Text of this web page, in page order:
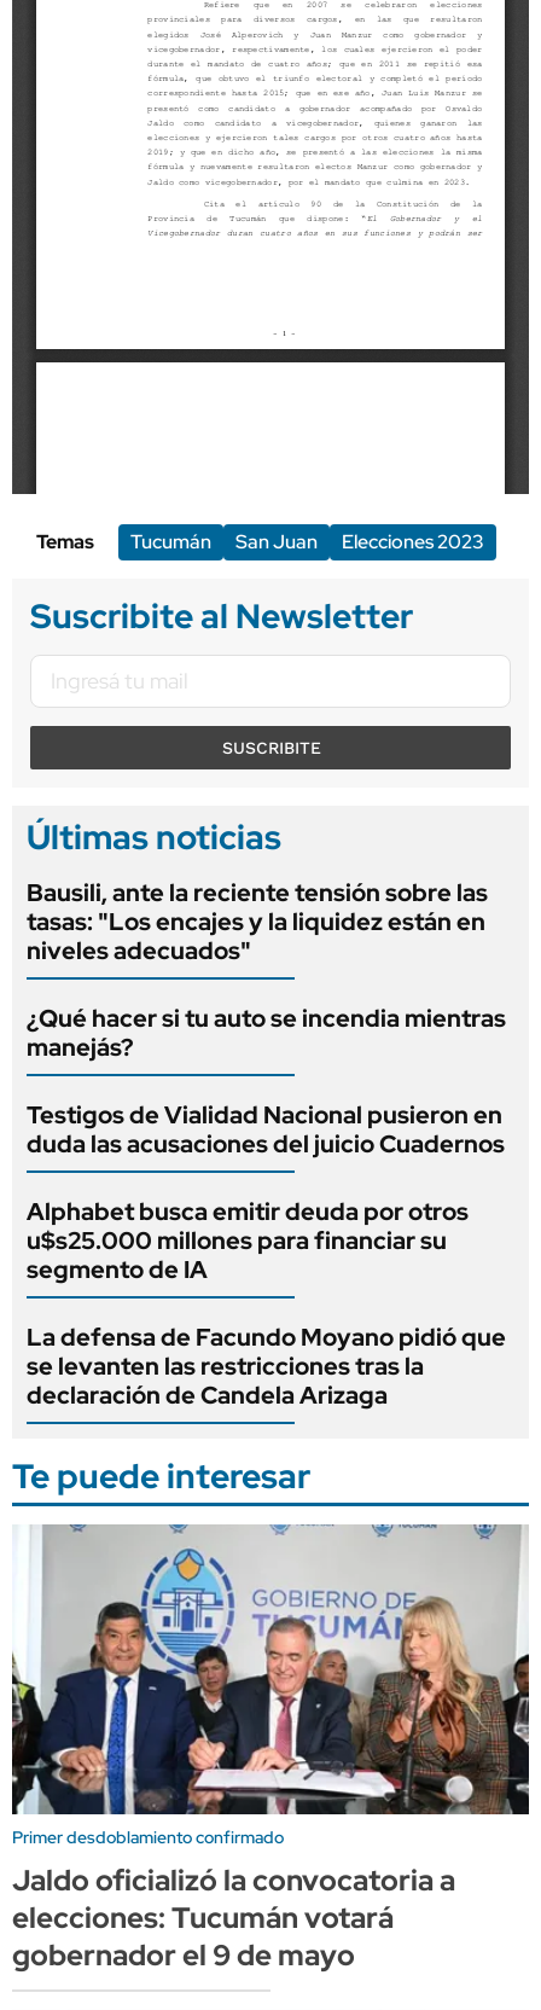
Temas Tucumán San Juan Elecciones 2023
Suscribite al Newsletter
SUSCRIBITE
Últimas noticias
Bausili, ante la reciente tensión sobre las
tasas: "Los encajes y la liquidez están en
niveles adecuados"
¿Qué hacer si tu auto se incendia mientras
manejás?
Testigos de Vialidad Nacional pusieron en
duda las acusaciones del juicio Cuadernos
Alphabet busca emitir deuda por otros
u$s25.000 millones para financiar su
segmento de IA
La defensa de Facundo Moyano pidió que
se levanten las restricciones tras la
declaración de Candela Arizaga
Te puede interesar
Primer desdoblamiento confirmado
Jaldo oficializó la convocatoria a
elecciones: Tucumán votará
gobernador el 9 de mayo